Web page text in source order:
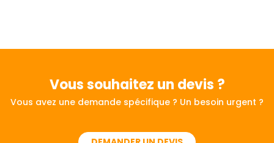
Vous souhaitez un devis ?
Vous avez une demande spécifique ? Un besoin urgent ?